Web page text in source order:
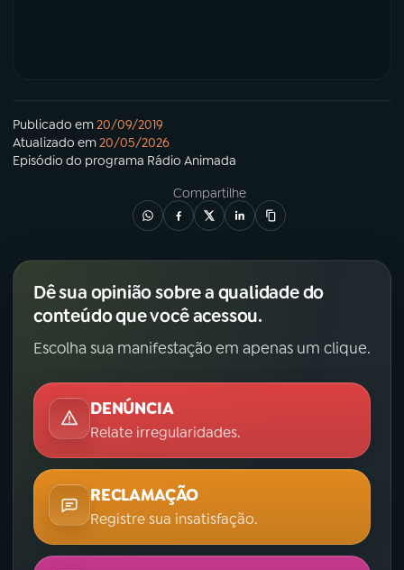
Publicado em20/09/2019
Atualizado em20/05/2026
Episódio do programa Rádio Animada
Compartilhe
Dê sua opinião sobre a qualidade do
conteúdo que você acessou.
Escolha sua manifestação em apenas um clique.
DENÚNCIA
Relate irregularidades.
RECLAMAÇÃO
Registre sua insatisfação.